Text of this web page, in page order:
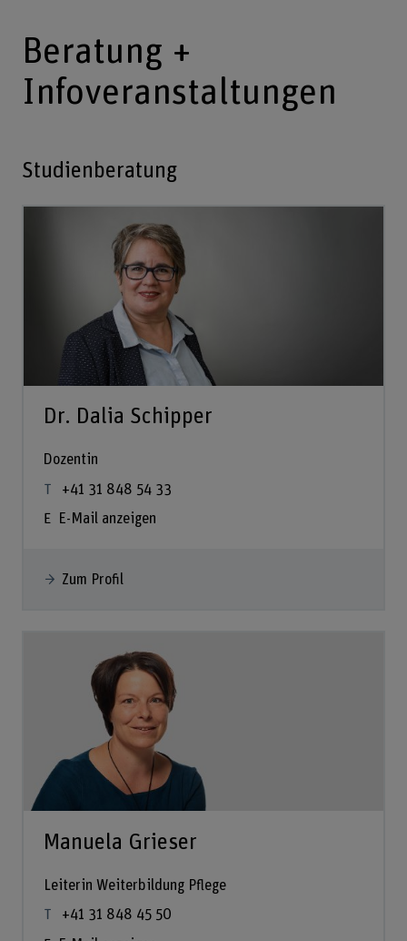
Beratung +
Infoveranstaltungen
Studienberatung
Dr. Dalia Schipper
Dozentin
+41 31 848 54 33
E-Mail anzeigen
Zum Profil
Manuela Grieser
Leiterin Weiterbildung Pflege
+41 31 848 45 50